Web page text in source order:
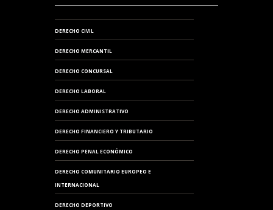
DERECHO CIVIL
DERECHO MERCANTIL
DERECHO CONCURSAL
DERECHO LABORAL
DERECHO ADMINISTRATIVO
DERECHO FINANCIERO Y TRIBUTARIO
DERECHO PENAL ECONÓMICO
DERECHO COMUNITARIO EUROPEO E
INTERNACIONAL
DERECHO DEPORTIVO